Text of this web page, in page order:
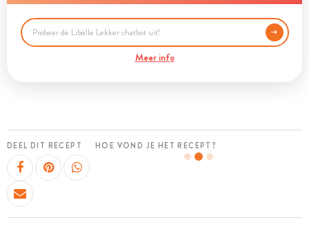
Meer info
DEEL DIT RECEPT HOE VOND JE HET RECEPT?